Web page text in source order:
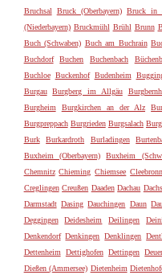
Bruchsal
Bruck (Oberbayern) Bruck in
(Niederbayern) Bruckmühl Brühl Brunn
Buch (Schwaben) Buch am Buchrain
Buchdorf
Buchen Buchenbach
Buchloe Buckenhof Budenheim
Burgau
Burgberg im Allgäu
Burgheim
Burgkirchen an der Alz
Burgpreppach Burgrieden Burgsalach
Burk
Burkardroth Burladingen
Buxheim (Oberbayern)
Buxheim
Chemnitz Chieming Chiemsee Cleebronn
Creglingen Creußen Daaden Dachau
Darmstadt Dasing Dauchingen Daun
Deggingen
Deidesheim Deilingen
Denkendorf Denkingen Denklingen
Dettenheim
Dettighofen Dettingen
Dießen (Ammersee) Dietenheim